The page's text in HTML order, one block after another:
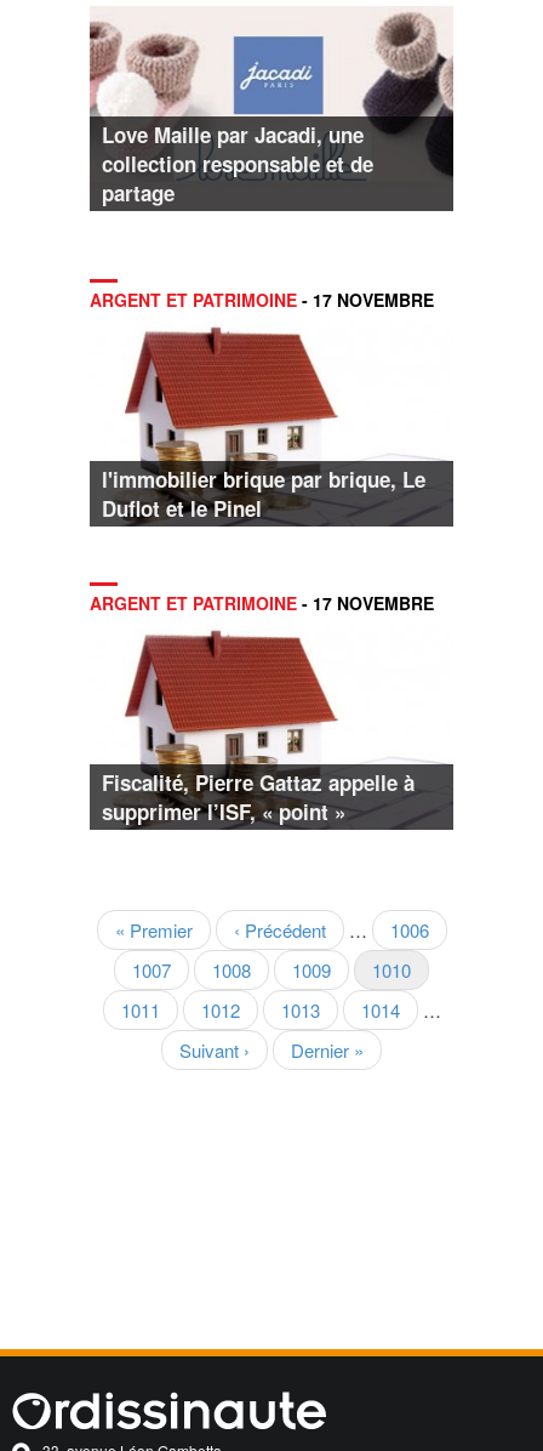
Love Maille par Jacadi, une
collection responsable et de
partage
ARGENT ET PATRIMOINE - 17 NOVEMBRE
l'immobilier brique par brique, Le
Duflot et le Pinel
ARGENT ET PATRIMOINE - 17 NOVEMBRE
Fiscalité, Pierre Gattaz appelle à
supprimer l’ISF, « point »
Pagination
Première
page
« Premier
Page
précédente
‹ Précédent … Page
1006
Page
1007 Page
1008 Page
1009
Page
courante
1010
Page
1011 Page
1012 Page
1013 Page
1014
…
Page
suivante
Suivant ›
Dernière
page
Dernier »